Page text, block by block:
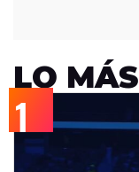
LO MÁS